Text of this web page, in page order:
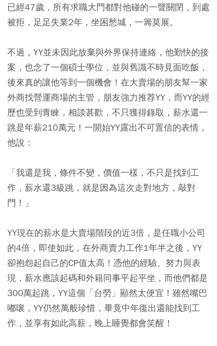
已經47歲，所有求職大門都對他碰的一聲關閉，到處
被拒，足足失業2年，坐困愁城，一籌莫展。
不過，YY並未因此放棄與外界保持連絡，他勤快的接
案，也念了一個碩士學位，並與舊識不時見面吃飯，
後來真的讓他等到一個機會！在大賣場的朋友幫一家
外商找營運商場的主管，朋友強力推荐YY，而YY的經
歷也受到青睞，相談甚歡，不只獲得錄取，薪水還一
跳是年薪210萬元！一開始YY露出不可置信的表情，
他說：
「我還是我，條件不變，價值一樣，不只是找到工
作，薪水還3級跳，就是因為這次走對地方，敲對
門！」
YY現在的薪水是大賣場階段的近3倍，是任職小公司
的4倍，即使如此，在外商賣力工作1年半之後，YY
卻抱怨起自己的CP值太高！憑他的經驗、努力與表
現，薪水應該起碼和外籍同事平起平坐，而他們都是
300萬起跳，YY這個「台勞」顯然太便宜！雖然嘴巴
嘟嚷，YY仍然萬般珍惜，畢竟中年復出還能找到工
作，並享有如此高薪，晚上睡覺都會笑醒！